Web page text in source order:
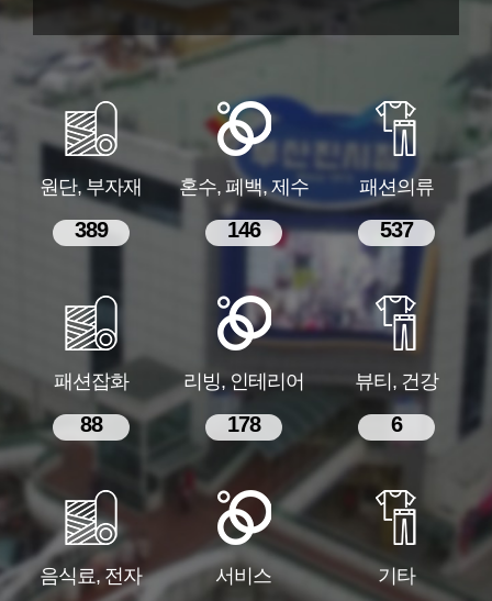
원단, 부자재
389
혼수, 폐백, 제수
146
패션의류
537
패션잡화
88
리빙, 인테리어
178
뷰티, 건강
6
음식료, 전자 서비스 기타